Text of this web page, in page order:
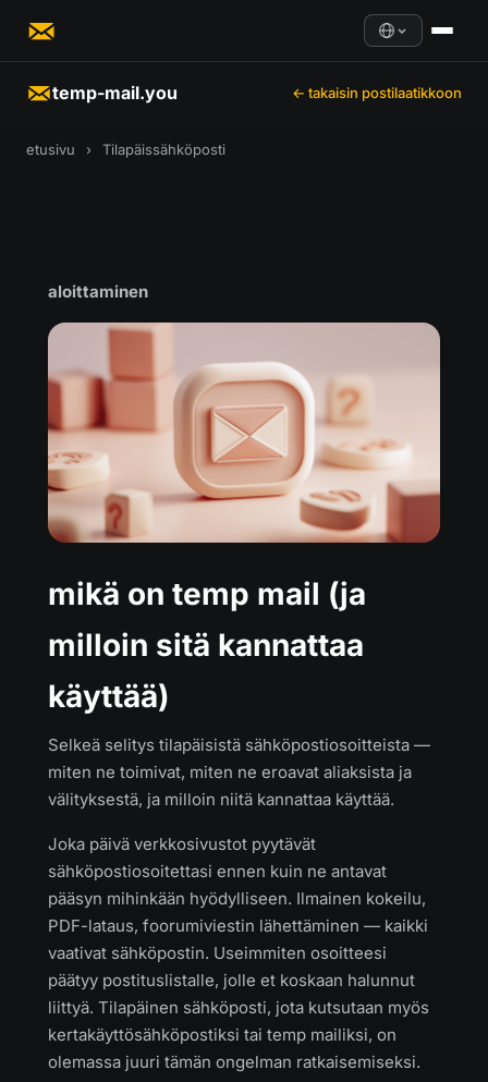
temp-mail.you ← takaisin postilaatikkoon
etusivu › Tilapäissähköposti
aloittaminen
mikä on temp mail (ja
milloin sitä kannattaa
käyttää)
Selkeä selitys tilapäisistä sähköpostiosoitteista —
miten ne toimivat, miten ne eroavat aliaksista ja
välityksestä, ja milloin niitä kannattaa käyttää.
Joka päivä verkkosivustot pyytävät
sähköpostiosoitettasi ennen kuin ne antavat
pääsyn mihinkään hyödylliseen. Ilmainen kokeilu,
PDF-lataus, foorumiviestin lähettäminen — kaikki
vaativat sähköpostin. Useimmiten osoitteesi
päätyy postituslistalle, jolle et koskaan halunnut
liittyä. Tilapäinen sähköposti, jota kutsutaan myös
kertakäyttösähköpostiksi tai temp mailiksi, on
olemassa juuri tämän ongelman ratkaisemiseksi.